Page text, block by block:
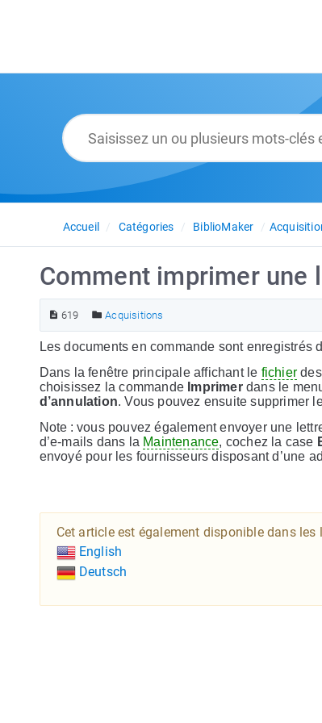
Accueil Catégories BiblioMaker
Comment imprimer une
619 Acquisitions
Les documents en commande sont enregistrés
Dans la fenêtre principale affichant le fichier
choisissez la commande Imprimerdans le
d’annulation. Vous pouvez ensuite supprimer
Note : vous pouvez également envoyer une
d’e-mails dans la Maintenance, cochez la case
envoyé pour les fournisseurs disposant d’une
Cet article est également disponible dans les
English
Deutsch